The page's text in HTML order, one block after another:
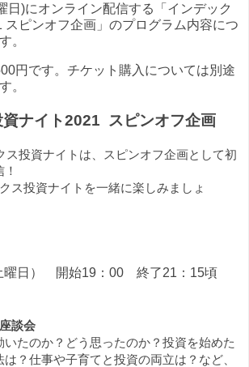
日 )にオンライン配信する
「インデック
スピンオフ企画 」のプログラム内容につ
。
円です。チケット購入については別途
。
資ナイト2021 スピンオフ企画
ス投資ナイトは、スピンオフ企画として初
ス投資ナイトを一緒に楽しみましょ
曜日） 開始19：00 終了21 ：15頃
談会
いたのか？どう思ったのか？投資を始めた
？仕事や子育てと投資の両立は？など、